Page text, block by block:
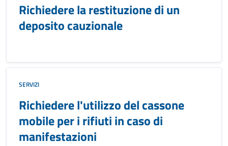
Richiedere la restituzione di un
deposito cauzionale
SERVIZI
Richiedere l'utilizzo del cassone
mobile per i rifiuti in caso di
manifestazioni